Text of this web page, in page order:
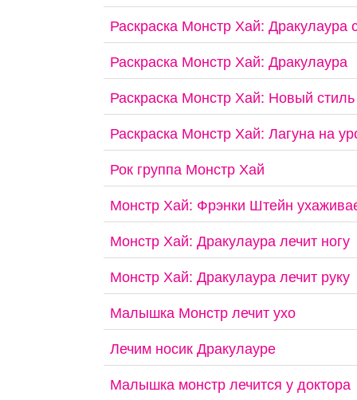
Раскраска Монстр Хай: Дракулаура
Раскраска Монстр Хай: Дракулаура
Раскраска Монстр Хай: Новый
Раскраска Монстр Хай: Лагуна на
Рок группа Монстр Хай
Монстр Хай: Фрэнки Штейн
Монстр Хай: Дракулаура лечит ногу
Монстр Хай: Дракулаура лечит руку
Малышка Монстр лечит ухо
Лечим носик Дракулауре
Малышка монстр лечится у доктора